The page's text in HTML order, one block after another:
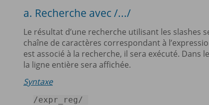
a. Recherche avec /.../
Le résultat d’une recherche utilisant les slashes
chaîne de caractères correspondant à
est associé à la recherche, il sera exécuté. Dans
la ligne entière sera affichée.
Syntaxe
/expr_reg/